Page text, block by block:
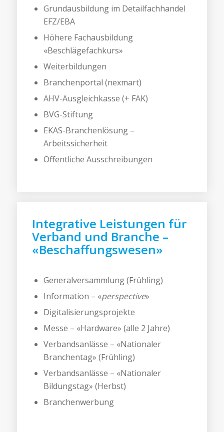
Grundausbildung im Detailfachhandel
EFZ/EBA
Höhere Fachausbildung
«Beschlägefachkurs»
Weiterbildungen
Branchenportal (nexmart)
AHV-Ausgleichkasse (+ FAK)
BVG-Stiftung
EKAS-Branchenlösung –
Arbeitssicherheit
Öffentliche Ausschreibungen
Integrative Leistungen für
Verband und Branche –
«Beschaffungswesen»
Generalversammlung (Frühling)
Information – «perspective»
Digitalisierungsprojekte
Messe – «Hardware» (alle 2 Jahre)
Verbandsanlässe – «Nationaler
Branchentag» (Frühling)
Verbandsanlässe – «Nationaler
Bildungstag» (Herbst)
Branchenwerbung